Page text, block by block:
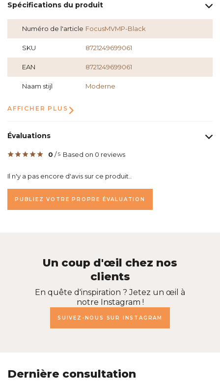
Spécifications du produit
Numéro de l'article FocusMVMP-Black
SKU 8721249699061
EAN 8721249699061
Naam stijl Moderne
AFFICHER PLUS
Évaluations
0 /5 Based on 0 reviews
Il n'y a pas encore d'avis sur ce produit..
PUBLIEZ VOTRE PROPRE ÉVALUATION
Un coup d'œil chez nos
clients
En quête d'inspiration ? Jetez un œil à
notre Instagram !
SUIVEZ-NOUS SUR INSTAGRAM
Dernière consultation